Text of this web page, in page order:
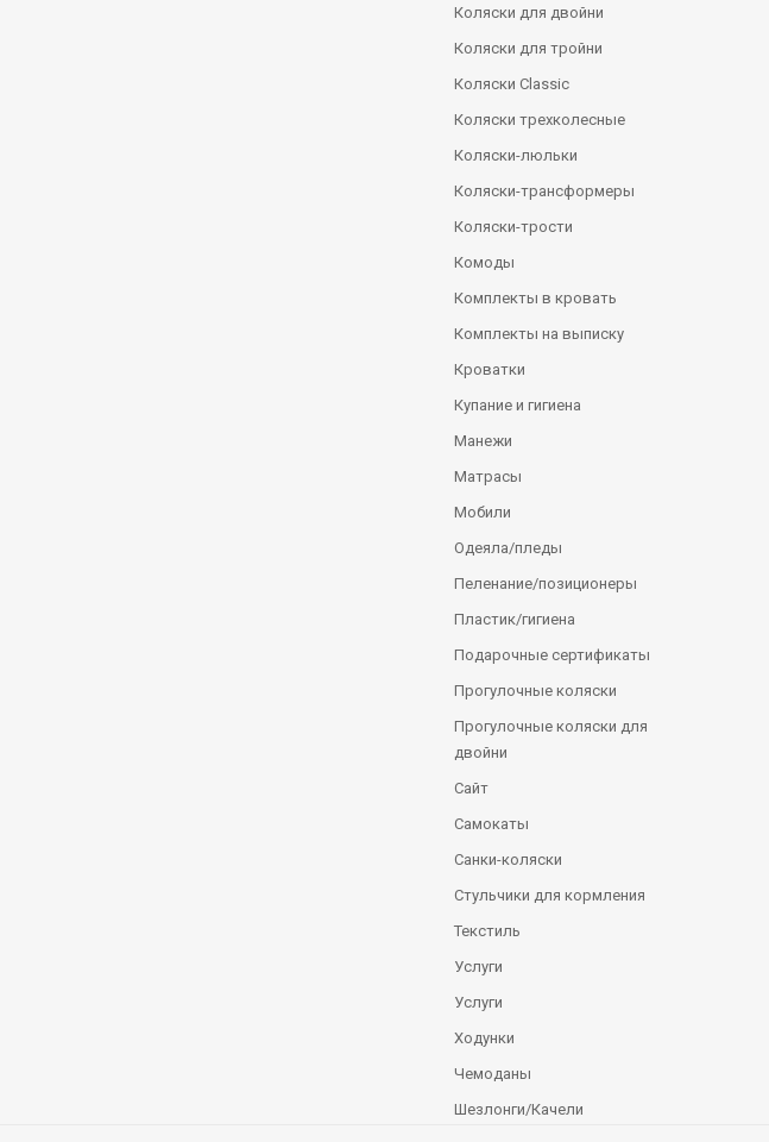
Коляски для двойни
Коляски для тройни
Коляски Сlassic
Коляски трехколесные
Коляски-люльки
Коляски-трансформеры
Коляски-трости
Комоды
Комплекты в кровать
Комплекты на выписку
Кроватки
Купание и гигиена
Манежи
Матрасы
Мобили
Одеяла/пледы
Пеленание/позиционеры
Пластик/гигиена
Подарочные сертификаты
Прогулочные коляски
Прогулочные коляски для
двойни
Сайт
Самокаты
Санки-коляски
Стульчики для кормления
Текстиль
Услуги
Услуги
Ходунки
Чемоданы
Шезлонги/Качели